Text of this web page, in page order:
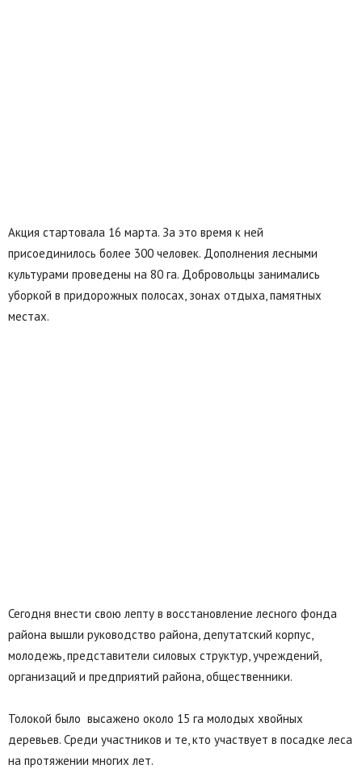
Акция стартовала 16 марта. За это время к ней
присоединилось более 300 человек. Дополнения лесными
культурами проведены на 80 га. Добровольцы занимались
уборкой в придорожных полосах, зонах отдыха, памятных
местах.
Сегодня внести свою лепту в восстановление лесного фонда
района вышли руководство района, депутатский корпус,
молодежь, представители силовых структур, учреждений,
организаций и предприятий района, общественники.
Толокой было высажено около 15 га молодых хвойных
деревьев. Среди участников и те, кто участвует в посадке леса
на протяжении многих лет.